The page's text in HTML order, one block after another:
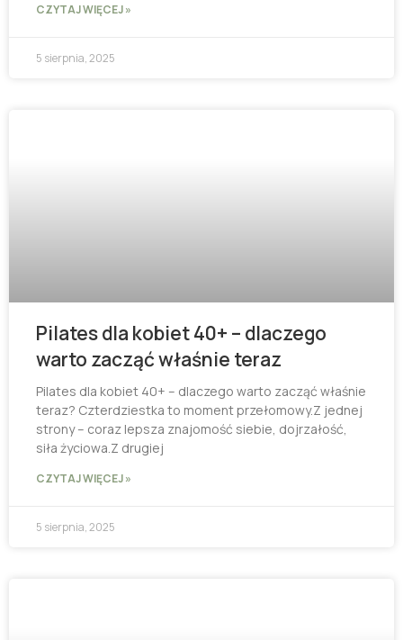
CZYTAJ WIĘCEJ »
5 sierpnia, 2025
Pilates dla kobiet 40+ – dlaczego
warto zacząć właśnie teraz
Pilates dla kobiet 40+ – dlaczego warto zacząć właśnie
teraz? Czterdziestka to moment przełomowy.Z jednej
strony – coraz lepsza znajomość siebie, dojrzałość,
siła życiowa.Z drugiej
CZYTAJ WIĘCEJ »
5 sierpnia, 2025